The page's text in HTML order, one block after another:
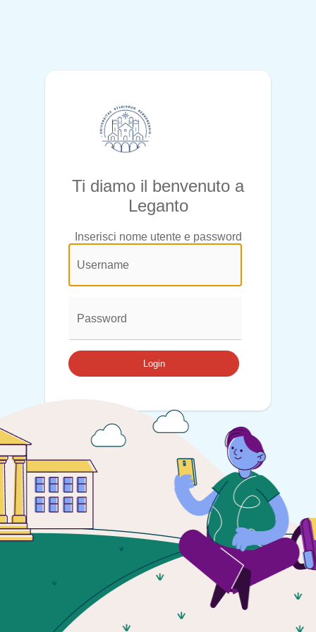
Ti diamo il benvenuto a
Leganto
Inserisci nome utente e password
@login.legend@
User
Name: